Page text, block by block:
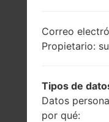
5.5 pulgadas
(~72.5%
(~538 densidad
píxeles por
pulgada)
Correo
Propietario:
Tipos de
Datos
por qué: